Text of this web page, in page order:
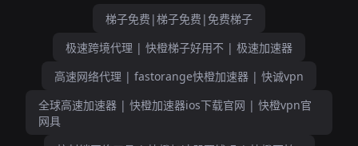
梯子免费|梯子免费|免费梯子
极速跨境代理 | 快橙梯子好用不 | 极速加速器
高速网络代理 | fastorange快橙加速器 | 快诚vpn
全球高速加速器 | 快橙加速器ios下载官网 | 快橙vpn官
网具